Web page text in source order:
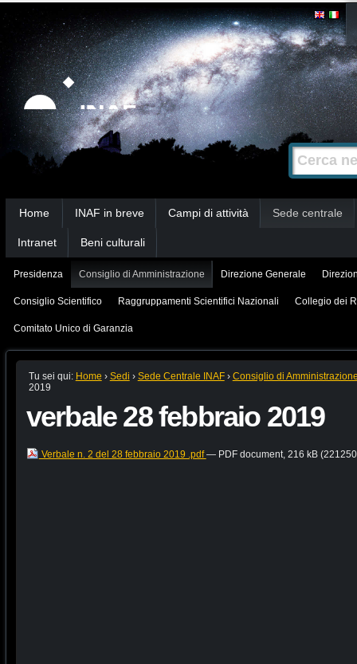
Strumenti
personali
Salta
contenuti.
|
Salta
alla
navigazione
Cerca nel
Ricerca
avanzata…
Home INAF in breve Campi di attività Sede centrale
Intranet Beni culturali
Presidenza Consiglio di Amministrazione Direzione Generale
Consiglio Scientifico Raggruppamenti Scientifici Nazionali Collegio dei
Comitato Unico di Garanzia
Tu sei qui: Home › Sedi › Sede Centrale INAF › Consiglio di
2019
verbale 28 febbraio 2019
Verbale n. 2 del 28 febbraio 2019 .pdf— PDF document, 216 kB